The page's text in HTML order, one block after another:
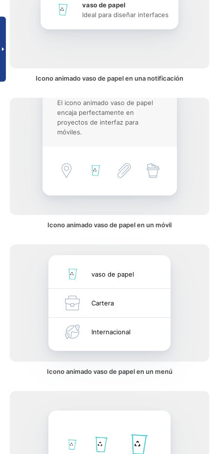
vaso de papel
Ideal para diseñar interfaces
Icono animado vaso de papel en una notificación
El icono animado vaso de papel
encaja perfectamente en
proyectos de interfaz para
móviles.
Icono animado vaso de papel en un móvil
vaso de papel
Cartera
Internacional
Icono animado vaso de papel en un menú